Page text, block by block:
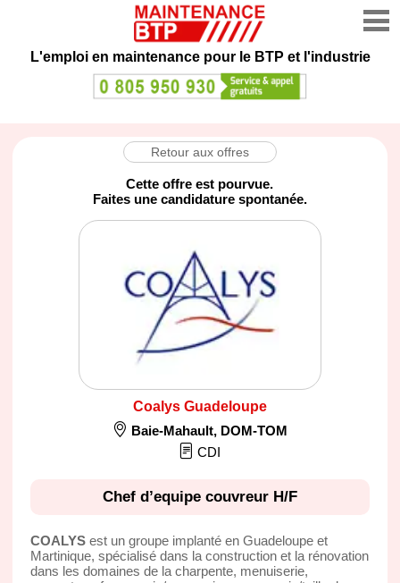
L'emploi en maintenance pour le BTP et l'industrie
Retour aux offres
Cette offre est pourvue.
Faites une candidature spontanée.
Coalys Guadeloupe
Baie-Mahault, DOM-TOM
CDI
Chef d’equipe couvreur H/F
COALYSest un groupe implanté en Guadeloupe et
Martinique, spécialisé dans la construction et la rénovation
dans les domaines de la charpente, menuiserie,